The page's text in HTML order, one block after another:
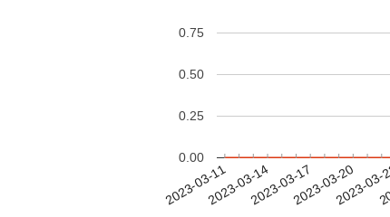
2023-03-112023-03-142023-03-172023-03-20
2023-
0.00
0.25
0.50
0.75